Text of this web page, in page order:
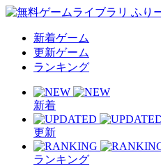
新着ゲーム
更新ゲーム
ランキング
新着
更新
ランキング